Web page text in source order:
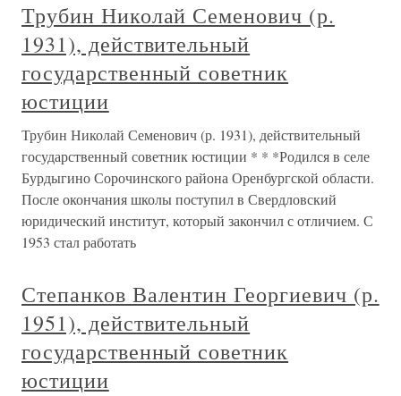
Трубин Николай Семенович (р.
1931), действительный
государственный советник
юстиции
Трубин Николай Семенович (р. 1931), действительный
государственный советник юстиции * * *Родился в селе
Бурдыгино Сорочинского района Оренбургской области.
После окончания школы поступил в Свердловский
юридический институт, который закончил с отличием. С
1953 стал работать
Степанков Валентин Георгиевич (р.
1951), действительный
государственный советник
юстиции